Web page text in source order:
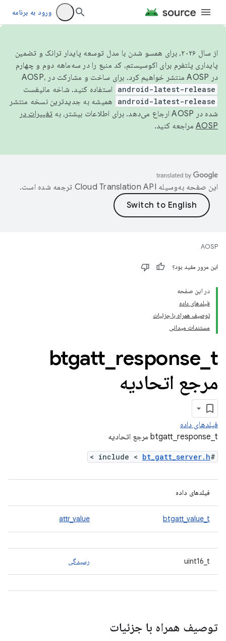
ورود به برنامه
از سال ۲۰۲۶، برای همسو شدن با مدل توسعه پایدار ترانک و تضمین
پایداری پلتفرم برای اکوسیستم، کد منبع را در سه‌ماهه دوم و چهارم
در AOSP منتشر خواهیم کرد. برای ساخت و مشارکت در AOSP،
android-latest-release استفاده کنید. شاخه مانیفست
android-latest-release
همیشه به جدیدترین نسخه منتشر
شده در AOSP ارجاع می‌دهد. برای اطلاعات بیشتر، به
تغییرات در
AOSP مراجعه کنید.
این صفحه به‌وسیله ترجمه شده است.
AOSP
این مرور مفید بود؟
در این صفحه
فیلدهای داده
توصیف همراه با جزئیات
مستندات میدانی
btgatt response t
مرجع اتحادیه
فیلدهای داده
btgatt_response_t مرجع اتحادیه
#include <
bt_gatt_server.h
>
فیلدهای داده
btgatt_value_t
attr_value
uint16_t رسیدگی
توصیف همراه با جزئیات